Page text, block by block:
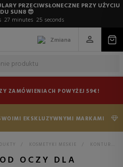
PRZECIWSŁONECZNE PRZY UŻYCIU
SUN8 😎
27 minutes 24 seconds
Zmiana
ZAMÓWIENIACH POWYŻEJ 59€!
EKSKLUZYWNYMI MARKAMI
> KOSMETYKI MESKIE > KONTUR OCZU
OCZY DLA